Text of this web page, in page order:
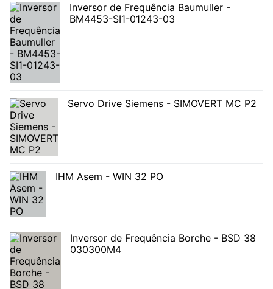
Inversor de Frequência Baumuller -
BM4453-SI1-01243-03
Servo Drive Siemens - SIMOVERT MC P2
IHM Asem - WIN 32 PO
Inversor de Frequência Borche - BSD 38
030300M4